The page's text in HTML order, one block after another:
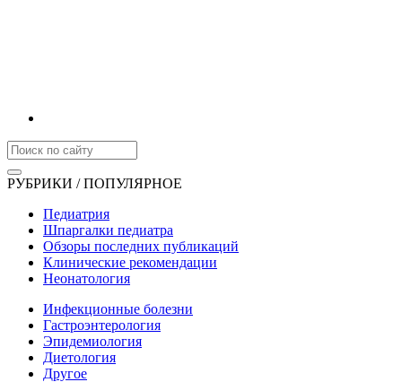
РУБРИКИ / ПОПУЛЯРНОЕ
Педиатрия
Шпаргалки педиатра
Обзоры последних публикаций
Клинические рекомендации
Неонатология
Инфекционные болезни
Гастроэнтерология
Эпидемиология
Диетология
Другое